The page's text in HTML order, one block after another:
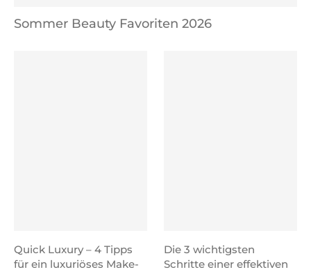
Sommer Beauty Favoriten 2026
Quick Luxury – 4 Tipps
für ein luxuriöses Make-
Die 3 wichtigsten
Schritte einer effektiven